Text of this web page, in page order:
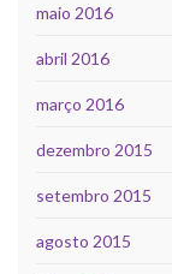
maio 2016
abril 2016
março 2016
dezembro 2015
setembro 2015
agosto 2015